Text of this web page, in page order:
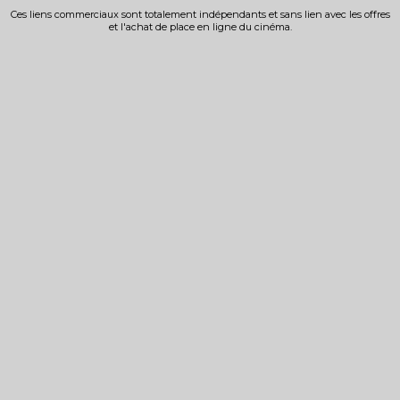
Ces liens commerciaux sont totalement indépendants et sans lien avec les offres
et l'achat de place en ligne du cinéma.